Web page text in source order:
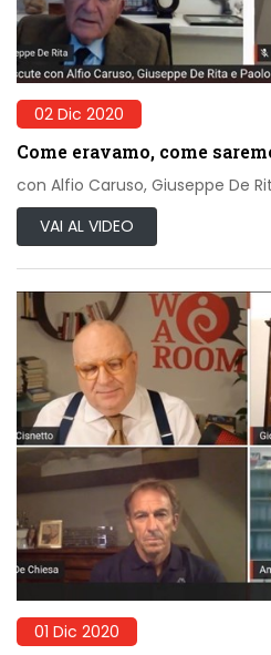
02 Dic 2020
Come eravamo, come
con Alfio Caruso, Giuseppe De
VAI AL VIDEO
01 Dic 2020